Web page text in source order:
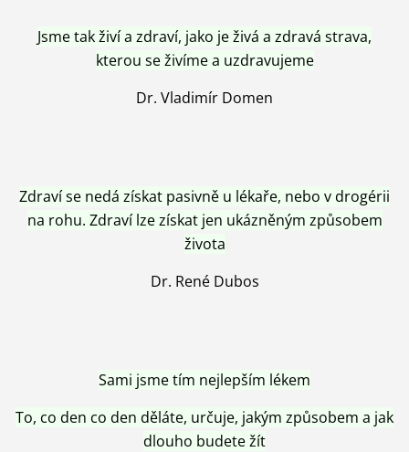
Jsme tak živí a zdraví, jako je živá a zdravá strava,
kterou se živíme a uzdravujeme
Dr. Vladimír Domen
Zdraví se nedá získat pasivně u lékaře, nebo v drogérii
na rohu. Zdraví lze získat jen ukázněným způsobem
života
Dr. René Dubos
Sami jsme tím nejlepším lékem
To, co den co den děláte, určuje, jakým způsobem a jak
dlouho budete žít